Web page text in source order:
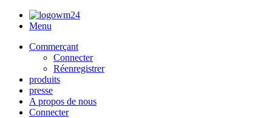
Menu
Commerçant
Connecter
Réenregistrer
produits
presse
A propos de nous
Connecter